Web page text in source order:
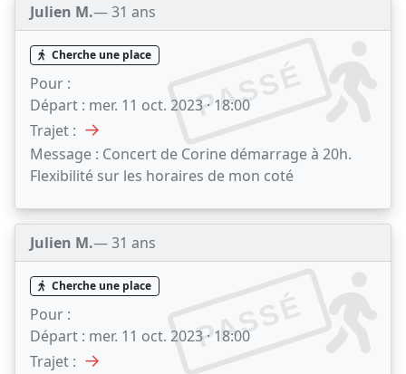
Julien M.— 31 ans
PASSÉ
Cherche une place
Pour :
Départ : mer. 11 oct. 2023 · 18:00
Trajet : →
Message : Concert de Corine démarrage à 20h.
Flexibilité sur les horaires de mon coté
Julien M.— 31 ans
PASSÉ
Cherche une place
Pour :
Départ : mer. 11 oct. 2023 · 18:00
Trajet : →